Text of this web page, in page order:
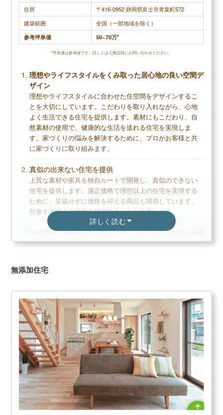
詳しく読む
住所
〒416-0952 静岡県富士市青葉町572
建築範囲
全国（一部地域を除く）
参考坪単価
50~70万*
*坪単価は参考値です。詳しくは工務店様にお問い合わせください。
理想やライフスタイルをくみ取った居心地の良い空間デ
ザイン
理想やライフスタイルに合わせた住空間をデザインするこ
とを大切にしています。こだわりを取り入れながら、心地
よく生活できる住宅を提供します。素材にもこだわり、自
然素材の使用で、健康的な生活を送れる住宅を実現しま
す。家づくりの悩みを解決するために、プロがお客様と共
に家づくりに取り組みます。
真似の出来ない住宅を提供
上質な素材や家具を独自ルートで開発し、真似のできない
住宅を提供します。適正価格で理想以上の住宅を実現する
ために、妥協せずに価格を抑える商品も開発しています。
想像する以上の住宅を提供することを約束します。
自然素材の家創りで人にも地球にもやさしい住宅を提供
自然素材の家創りをコンセプトに、人にも地球にもやさし
境への負荷も軽減されます。長く愛せる住宅を提供するこ
とを目指します。自然素材の家創りで未来へつながる住宅
アークスタイル公式
カタログ請求する
大手ハウスメーカーと一緒に
【無料3分】カタログ一括請求する
無添加住宅